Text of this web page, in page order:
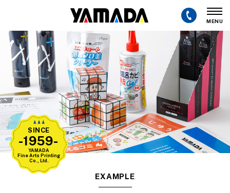
MENU
SINCE
-1959-
YAMADA
Fine Arts Printing
Co., Ltd.
EXAMPLE